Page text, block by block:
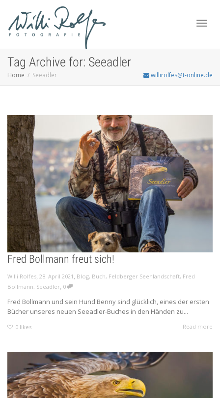
Tag Archive for: Seeadler
Home Seeadler willirolfes@t-online.de
Fred Bollmann freut sich!
Willi Rolfes, 28. April 2021 , Blog, Buch, Feldberger Seenlandschaft, Fred
Bollmann, Seeadler, 0
Fred Bollmann und sein Hund Benny sind glücklich, eines der ersten
Bücher unseres neuen Seeadler-Buches in den Händen zu...
0 likes Read more